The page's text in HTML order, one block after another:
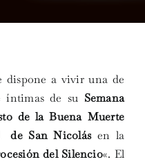
dispone a vivir una de
íntimas de su Semana
de la Buena Muerte
de San Nicolásen la
del Silencio«. El